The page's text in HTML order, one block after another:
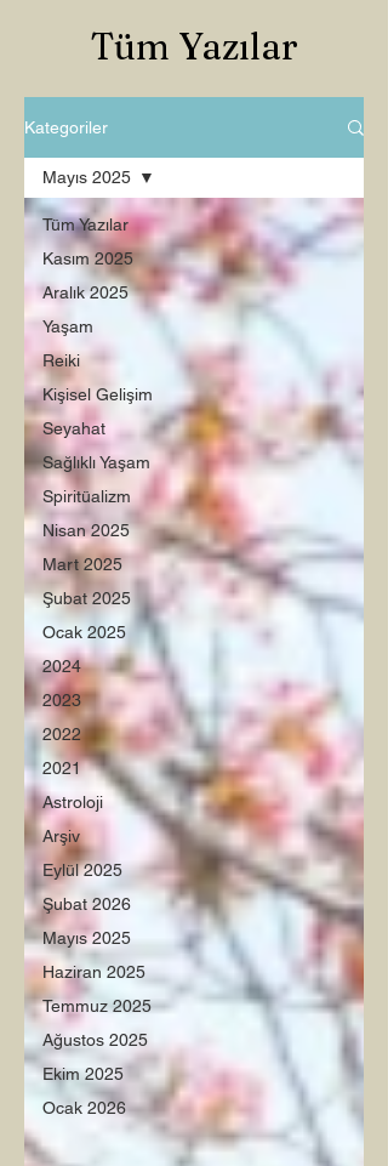
Tüm Yazılar
Kategoriler
Tüm Yazılar
Kasım 2025
Aralık 2025
Yaşam
Reiki
Kişisel Gelişim
Seyahat
Sağlıklı Yaşam
Spiritüalizm
Nisan 2025
Mart 2025
Şubat 2025
Ocak 2025
2024
2023
2022
2021
Astroloji
Arşiv
Eylül 2025
Şubat 2026
Mayıs 2025
Haziran 2025
Temmuz 2025
Ağustos 2025
Ekim 2025
Ocak 2026
Mayıs 2025